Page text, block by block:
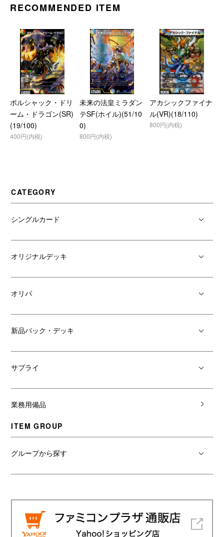
RECOMMENDED ITEM
ボルシャック・ドリ
ーム・ドラゴン(SR)
(19/100)
400円(内税)
未来の法皇ミラダン
テSF(ホイル)(51/10
0)
800円(内税)
アカシックファイナ
ル(VR)(18/110)
800円(内税)
CATEGORY
シングルカード
オリジナルデッキ
オリパ
新品パック・デッキ
サプライ
業務用備品
ITEM GROUP
グループから探す